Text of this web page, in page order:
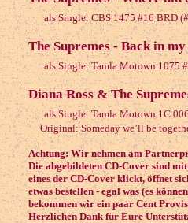
als Single: CBS 1475 #16 BRD
The Supremes - Back in
als Single: Tamla Motown 1075
Diana Ross & The
als Single: Tamla Motown 1C
Original: Someday we’ll be
Achtung: Wir nehmen am
Die abgebildeten CD-Cover sind
eines der CD-Cover klickt, öffnet
etwas bestellen - egal was (es
bekommen wir ein paar Cent
Herzlichen Dank für Eure